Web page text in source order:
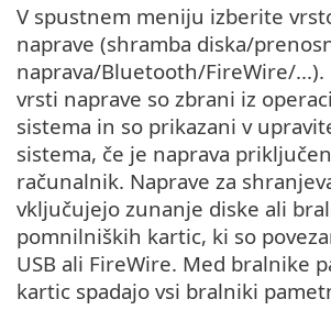
V spustnem meniju izberite
naprave (shramba diska/
naprava/Bluetooth/FireWire/...).
vrsti naprave so zbrani iz
sistema in so prikazani v
sistema, če je naprava
računalnik. Naprave za
vključujejo zunanje diske ali
pomnilniških kartic, ki so
USB ali FireWire. Med bralnike
kartic spadajo vsi bralniki